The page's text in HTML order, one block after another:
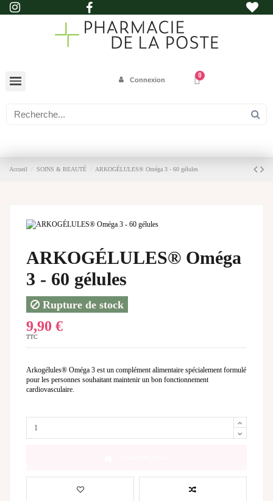
Connexion
Accueil SOINS & BEAUTÉ ARKOGÉLULES® Oméga 3 - 60 gélules
ARKOGÉLULES® Oméga
3 - 60 gélules
Rupture de stock
9,90 €
TTC
Arkogélules® Oméga 3 est un complément alimentaire spécialement formulé
pour les personnes souhaitant maintenir un bon fonctionnement
cardiovasculaire.